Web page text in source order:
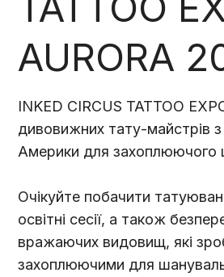
AURORA
INKED CIRCUS TATTOO
дивовижних тату-майстрів з
Америки для захоплюючого
Очікуйте побачити
освітні сесії, а також
вражаючих видовищ, які
захоплюючими для